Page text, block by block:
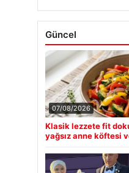
Güncel
07/08/2026
Klasik lezzete fit
yağsız anne köftesi